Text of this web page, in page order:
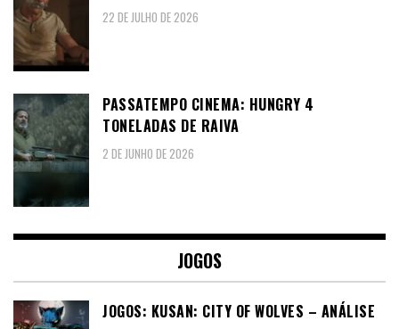
22 DE JULHO DE 2026
PASSATEMPO CINEMA: HUNGRY 4
TONELADAS DE RAIVA
2 DE JUNHO DE 2026
JOGOS
JOGOS: KUSAN: CITY OF WOLVES – ANÁLISE